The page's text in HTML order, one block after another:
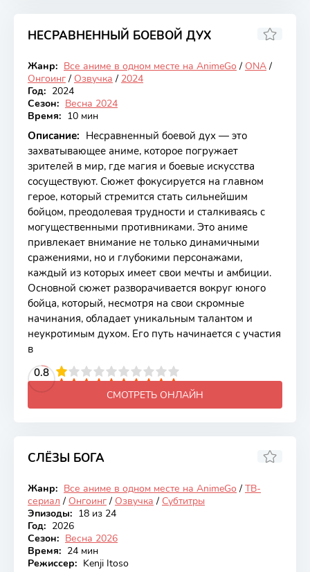
НЕСРАВНЕННЫЙ БОЕВОЙ ДУХ
Онгоинг
7.13
Жанр: Все аниме в одном месте на AnimeGo / ONA /
Онгоинг / Озвучка / 2024
Год: 2024
Сезон: Весна 2024
Время: 10 мин
Описание: Несравненный боевой дух — это
захватывающее аниме, которое погружает
зрителей в мир, где магия и боевые искусства
сосуществуют. Сюжет фокусируется на главном
герое, который стремится стать сильнейшим
бойцом, преодолевая трудности и сталкиваясь с
могущественными противниками. Это аниме
привлекает внимание не только динамичными
сражениями, но и глубокими персонажами,
каждый из которых имеет свои мечты и амбиции.
Основной сюжет разворачивается вокруг юного
бойца, который, несмотря на свои скромные
начинания, обладает уникальным талантом и
неукротимым духом. Его путь начинается с участия
в
0.8
4 5 6 7 8 9 10
СМОТРЕТЬ ОНЛАЙН
СЛЁЗЫ БОГА
Онгоинг
Жанр: Все аниме в одном месте на AnimeGo / ТВ-
сериал / Онгоинг / Озвучка / Субтитры
Эпизоды: 18 из 24
Год: 2026
Сезон: Весна 2026
Время: 24 мин
Режиссер: Kenji Itoso